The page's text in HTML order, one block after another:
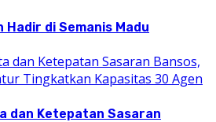
Hadir di Semanis Madu
dan Ketepatan Sasaran